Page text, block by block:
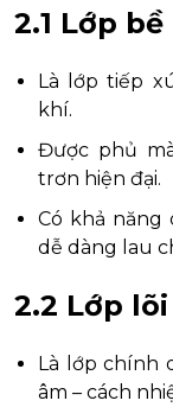
2.1 Lớp
Là lớp tiếp
khí.
Được phủ
trơn hiện đại.
Có khả năng
dễ dàng lau
2.2 Lớp lõi
Là lớp chính
âm – cách